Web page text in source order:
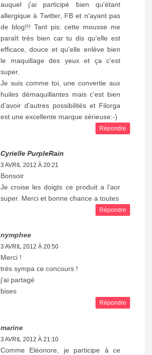
auquel j'ai participé bien qu'étant
allergique à Twitter, FB et n'ayant pas
de blog!!! Tant pis: cette mousse me
paraît très bien car tu dis qu'elle est
efficace, douce et qu'elle enlève bien
le maquillage des yeux et ça c'est
super.
Je suis comme toi, une convertie aux
huiles démaquillantes mais c'est bien
d'avoir d'autres possibilités et Filorga
est une excellente marque sérieuse:-)
Répondre
Cyrielle PurpleRain
3 AVRIL 2012 À 20:21
Bonsoir
Je croise les doigts ce produit a l'aor
super. Merci et bonne chance a toutes
Répondre
nymphee
3 AVRIL 2012 À 20:50
Merci !
très sympa ce concours !
j'ai partagé
bises
Répondre
marine
3 AVRIL 2012 À 21:10
Comme Eléonore, je participe à ce